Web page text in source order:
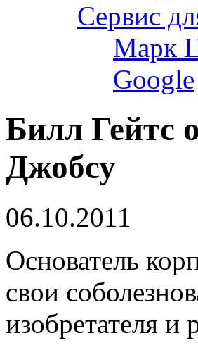
Сервис
Марк
Google
Билл Гейтс
Джобсу
06.10.2011
Основатель
свои
изобретателя и